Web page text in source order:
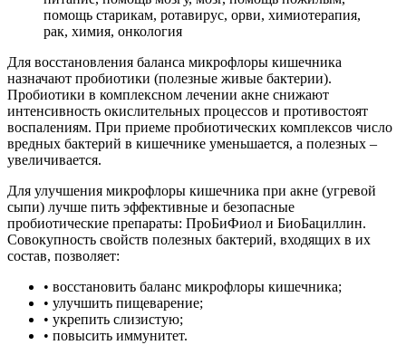
Для восстановления баланса микрофлоры кишечника
назначают пробиотики (полезные живые бактерии).
Пробиотики в комплексном лечении акне снижают
интенсивность окислительных процессов и противостоят
воспалениям. При приеме пробиотических комплексов число
вредных бактерий в кишечнике уменьшается, а полезных –
увеличивается.
Для улучшения микрофлоры кишечника при акне (угревой
сыпи) лучше пить эффективные и безопасные
пробиотические препараты: ПроБиФиол и БиоБациллин.
Совокупность свойств полезных бактерий, входящих в их
состав, позволяет:
• восстановить баланс микрофлоры кишечника;
• улучшить пищеварение;
• укрепить слизистую;
• повысить иммунитет.